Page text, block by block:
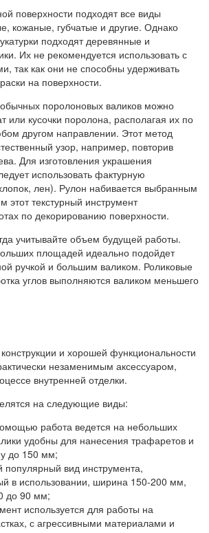
поверхности подходят все виды
кожаные, губчатые и другие. Однако
подходят деревянные и
Их не рекомендуется использовать с
так как они не способны удерживать
на поверхности.
поролоновых валиков можно
или кусочки поролона, располагая их по
другом направлении. Этот метод
узор, например, повторив
Для изготовления украшения
использовать фактурную
лен). Рулон набивается выбранным
этот текстурный инструмент
по декорированию поверхности.
учитывайте объем будущей работы.
площадей идеально подойдет
ручкой и большим валиком. Роликовые
углов выполняются валиком меньшего
и хорошей функциональности
незаменимым аксессуаром,
внутренней отделки.
на следующие виды:
работа ведется на небольших
удобны для нанесения трафаретов и
до 150 мм;
вид инструмента,
в использовании, ширина 150-200 мм,
до 90 мм;
используется для работы на
с агрессивными материалами и